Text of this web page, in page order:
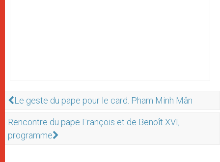
Le geste du pape pour le card. Pham Minh Mân
Rencontre du pape François et de Benoît XVI,
programme